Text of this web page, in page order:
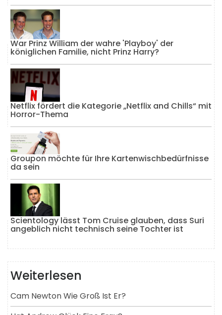
War Prinz William der wahre 'Playboy' der
königlichen Familie, nicht Prinz Harry?
Netflix fördert die Kategorie „Netflix and Chills“ mit
Horror-Thema
Groupon möchte für Ihre Kartenwischbedürfnisse
da sein
Scientology lässt Tom Cruise glauben, dass Suri
angeblich nicht technisch seine Tochter ist
Weiterlesen
Cam Newton Wie Groß Ist Er?